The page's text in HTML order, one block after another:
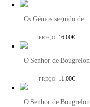
Os Génios seguido de...
PREÇO: 16.00€
O Senhor de Bougrelon
PREÇO: 11.00€
O Senhor de Bougrelon